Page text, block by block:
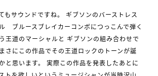
もサウンドですね。 ギブソンのバーストレス
ブルースブレイカーコンボにつっこんで弾く
王道のマーシャルと ギブソンの組み合わせで
さにこの作品でその王道ロックのトーンが誕
と思います。 実際この作品を発表したあとに